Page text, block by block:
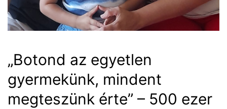
„Botond az egyetlen
gyermekünk, mindent
megteszünk érte” – 500 ezer